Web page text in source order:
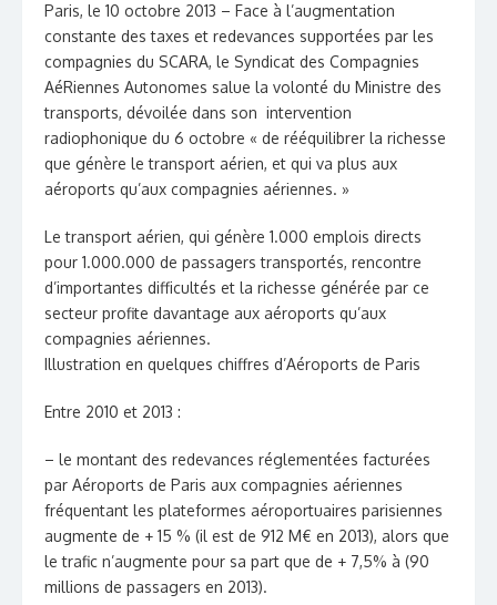
Paris, le 10 octobre 2013 – Face à l’augmentation
constante des taxes et redevances supportées par les
compagnies du SCARA, le Syndicat des Compagnies
AéRiennes Autonomes salue la volonté du Ministre des
transports, dévoilée dans son intervention
radiophonique du 6 octobre « de rééquilibrer la richesse
que génère le transport aérien, et qui va plus aux
aéroports qu’aux compagnies aériennes. »
Le transport aérien, qui génère 1.000 emplois directs
pour 1.000.000 de passagers transportés, rencontre
d’importantes difficultés et la richesse générée par ce
secteur profite davantage aux aéroports qu’aux
compagnies aériennes.
Illustration en quelques chiffres d’Aéroports de Paris
Entre 2010 et 2013 :
– le montant des redevances réglementées facturées
par Aéroports de Paris aux compagnies aériennes
fréquentant les plateformes aéroportuaires parisiennes
augmente de + 15 % (il est de 912 M€ en 2013), alors que
le trafic n’augmente pour sa part que de + 7,5% à (90
millions de passagers en 2013).